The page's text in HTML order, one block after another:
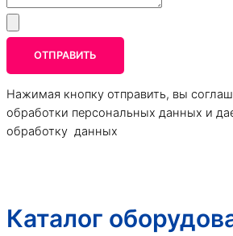
ОТПРАВИТЬ
Нажимая кнопку отправить, вы
обработки персональных данных и
обработку данных
Каталог